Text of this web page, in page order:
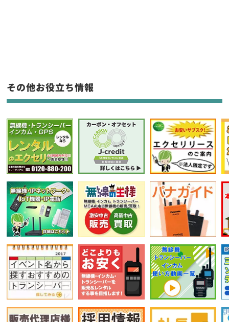
フリーワード入力(製品名等)
選択条件をリセット
その他お役立ち情報